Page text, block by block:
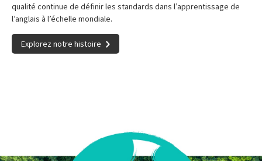
qualité continue de définir les standards dans l’apprentissage de
l’anglais à l’échelle mondiale.
Explorez notre histoire